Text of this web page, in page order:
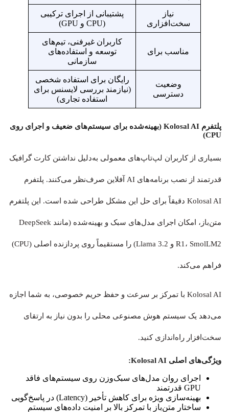
نیاز
سخت‌افزاری
پشتیبانی از اجرای ترکیبی
(CPU و GPU)
مناسب برای
کاربران غیرفنی، تیم‌های
توسعه و استفاده‌های
سازمانی
وضعیت
دسترسی
رایگان برای استفاده شخصی
(نیازمند بررسی لایسنس برای
استفاده تجاری)
پلتفرم Kolosal AI (بهینه‌شده برای سیستم‌های ضعیف و اجرای روی
CPU)
بسیاری از کاربران لپ‌تاپ‌های معمولی به‌دلیل نداشتن کارت گرافیک
قدرتمند از نصب برنامه‌های AI آفلاین صرف‌نظر می‌کنند. پلتفرم
Kolosal AI دقیقاً برای حل این مشکل طراحی شده است. این پلتفرم
متن‌باز، امکان اجرای مدل‌های سبک و بهینه‌شده (مانند DeepSeek
R1، SmolLM2 و Llama 3.2) را مستقیماً روی پردازنده اصلی (CPU)
فراهم می‌کند.
Kolosal AI با تمرکز بر سرعت و حفظ حریم خصوصی، به شما اجازه
می‌دهد یک سیستم هوش مصنوعی محلی را بدون نیاز به ارتقای
سخت‌افزار راه‌اندازی کنید.
ویژگی‌های اصلی Kolosal AI:
اجرای روان مدل‌های سبک‌وزن روی سیستم‌های فاقد
GPU قدرتمند
بهینه‌سازی ویژه برای کاهش تأخیر (Latency) در پاسخ‌گویی
ساختار متن‌باز با تمرکز بالا بر امنیت داده‌های سیستم